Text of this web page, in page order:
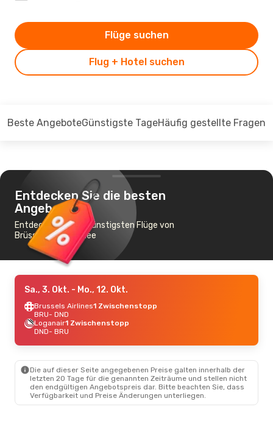
Flug + Hotel suchen
Flüge suchen
Beste AngeboteGünstigste TageHäufig gestellte Fragen
Entdecken Sie die besten
Angebote
Entdecken Sie die günstigsten Flüge von
Brüssel nach Dundee
Sa., 3. Okt. - Mo., 12. Okt.
Brussels Airlines1 Zwischenstopp
BRU- DND
Loganair1 Zwischenstopp
DND- BRU
Die auf dieser Seite angegebenen Preise galten innerhalb der
letzten 20 Tage für die genannten Zeiträume und stellen nicht
den endgültigen Angebotspreis dar. Bitte beachten Sie, dass
Verfügbarkeit und Preise Änderungen unterliegen.